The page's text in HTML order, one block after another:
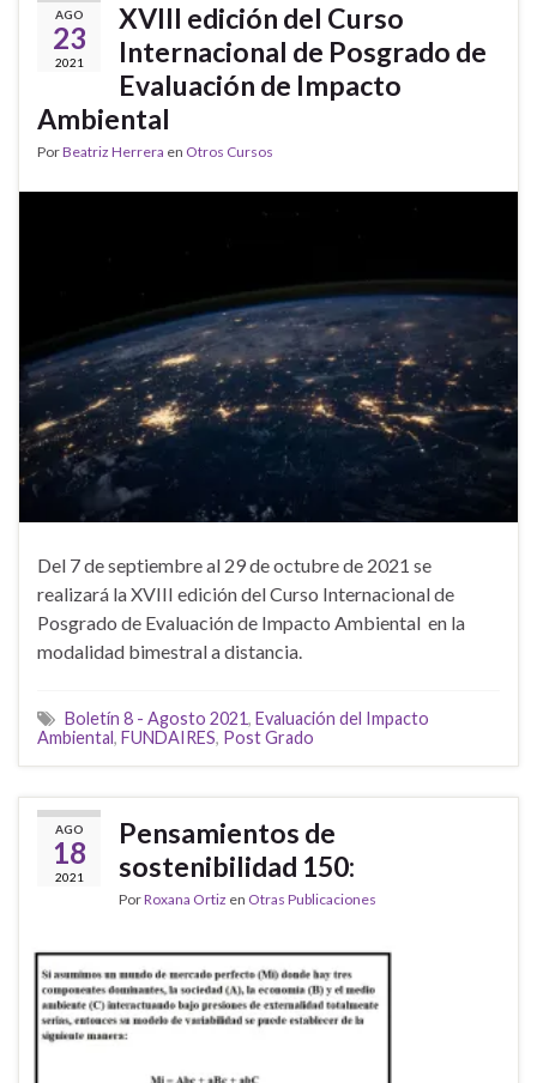
AGO
23
2021
XVIII edición del Curso
Internacional de Posgrado de
Evaluación de Impacto
Ambiental
PorBeatriz Herrera en Otros Cursos
Del 7 de septiembre al 29 de octubre de 2021 se
realizará la XVIII edición del Curso Internacional de
Posgrado de Evaluación de Impacto Ambiental en la
modalidad bimestral a distancia.
Boletín 8 - Agosto 2021, Evaluación del Impacto
Ambiental, FUNDAIRES, Post Grado
AGO
18
2021
Pensamientos de
sostenibilidad 150:
PorRoxana Ortiz en Otras Publicaciones